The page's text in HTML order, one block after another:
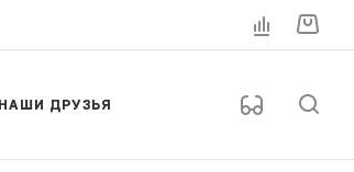
НАШИ ДРУЗЬЯ